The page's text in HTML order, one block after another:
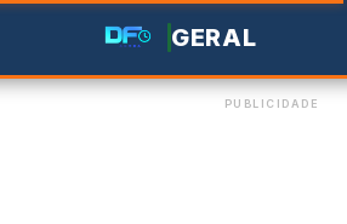
GERAL
PUBLICIDADE